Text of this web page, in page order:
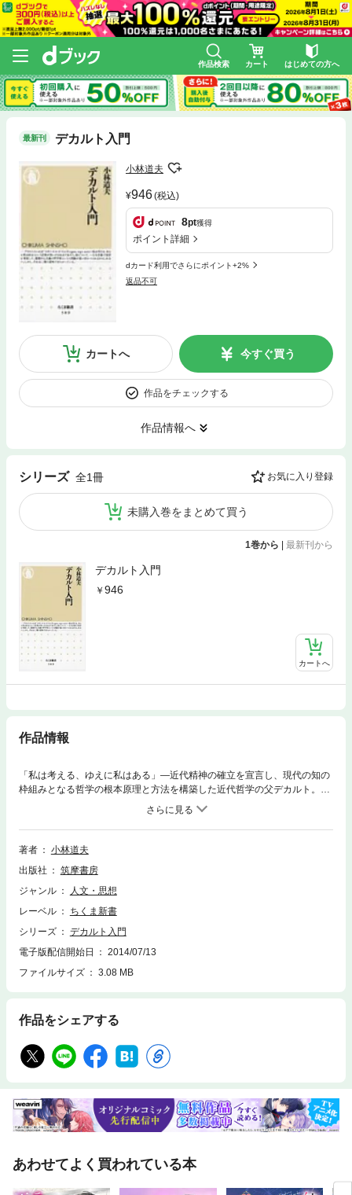
作品検索 カート はじめての方へ
最新刊 デカルト入門
小林道夫
946(税込)
8pt獲得
ポイント詳細
dカード利用でさらにポイント+2%
返品不可
カートへ 今すぐ買う
作品をチェックする
作品情報へ
シリーズ 全1冊 お気に入り登録
未購入巻をまとめて買う
1巻から | 最新刊から
デカルト入門
946
カートへ
作品情報
「私は考える、ゆえに私はある」―近代精神の確立を宣言し、現代の知の
枠組みとなる哲学の根本原理と方法を構築した近代哲学の父デカルト。コ
ギトの確立に体系の集約点をみるドイツ観念論の桎梏を解き放ち、デカル
トの真実の姿を見いだそうとする本格的な入門書である。デカルトの思想
を現代的視座からも読みなおす意欲作！
著者
小林道夫
出版社
筑摩書房
ジャンル
人文・思想
レーベル
ちくま新書
シリーズ
デカルト入門
電子版配信開始日
2014/07/13
ファイルサイズ
3.08 MB
作品をシェアする
あわせてよく買われている本